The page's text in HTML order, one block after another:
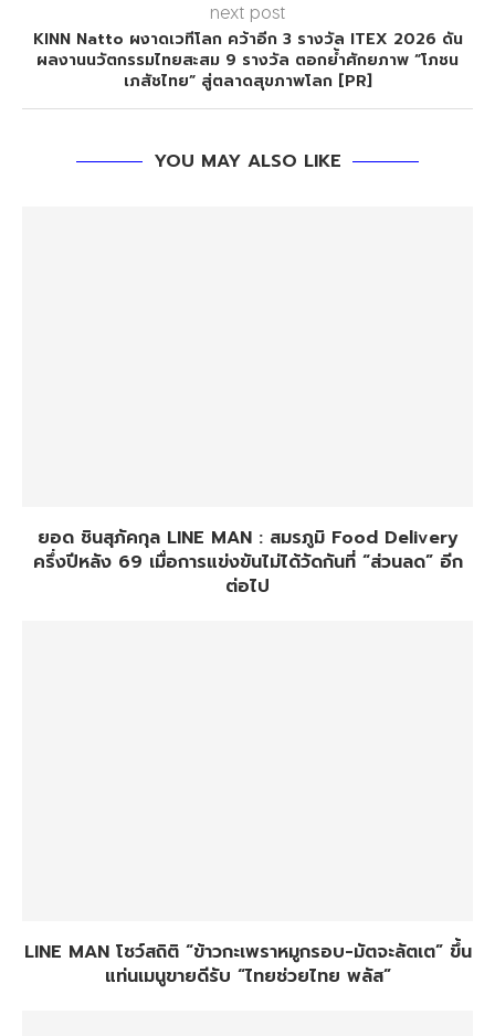
next post
KINN Natto ผงาดเวทีโลก คว้าอีก 3 รางวัล ITEX 2026 ดัน
ผลงานนวัตกรรมไทยสะสม 9 รางวัล ตอกย้ำศักยภาพ “โภชน
เภสัชไทย” สู่ตลาดสุขภาพโลก [PR]
YOU MAY ALSO LIKE
ยอด ชินสุภัคกุล LINE MAN : สมรภูมิ Food Delivery
ครึ่งปีหลัง 69 เมื่อการแข่งขันไม่ได้วัดกันที่ “ส่วนลด” อีก
ต่อไป
LINE MAN โชว์สถิติ “ข้าวกะเพราหมูกรอบ-มัตจะลัตเต” ขึ้น
แท่นเมนูขายดีรับ “ไทยช่วยไทย พลัส”